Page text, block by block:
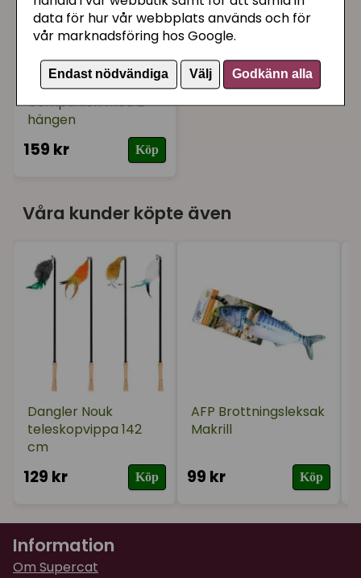
data för hur vår webbplats används och för
vår marknadsföring hos Google.
Endast nödvändiga Välj Godkänn alla
Kattleksak Vippa
Companion med 2
hängen
159 kr Köp
Våra kunder köpte även
Dangler Nouk
teleskopvippa 142
cm
129 kr Köp
AFP Brottningsleksak
Makrill
99 kr Köp
Information
Om Supercat